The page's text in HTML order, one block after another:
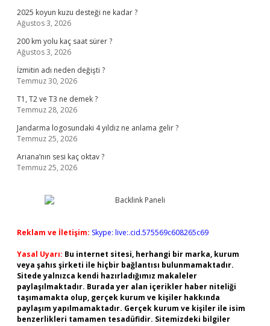
2025 koyun kuzu desteği ne kadar ?
Ağustos 3, 2026
200 km yolu kaç saat sürer ?
Ağustos 3, 2026
İzmitin adı neden değişti ?
Temmuz 30, 2026
T1, T2 ve T3 ne demek ?
Temmuz 28, 2026
Jandarma logosundaki 4 yıldız ne anlama gelir ?
Temmuz 25, 2026
Ariana’nın sesi kaç oktav ?
Temmuz 25, 2026
Reklam ve İletişim: Skype: live:.cid.575569c608265c69
Yasal Uyarı: Bu internet sitesi, herhangi bir marka, kurum
veya şahıs şirketi ile hiçbir bağlantısı bulunmamaktadır.
Sitede yalnızca kendi hazırladığımız makaleler
paylaşılmaktadır. Burada yer alan içerikler haber niteliği
taşımamakta olup, gerçek kurum ve kişiler hakkında
paylaşım yapılmamaktadır. Gerçek kurum ve kişiler ile isim
benzerlikleri tamamen tesadüfidir. Sitemizdeki bilgiler